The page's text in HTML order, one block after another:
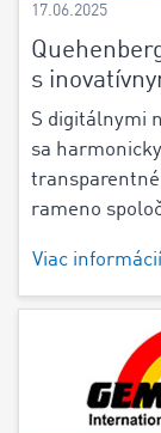
17.06.2025
s
S digitálnymi
sa
transparentné
rameno
Viac informácií